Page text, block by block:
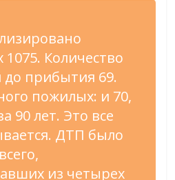
Количество
до прибытия 69.
пожилых: и 70,
90 лет. Это все
ДТП было
из четырех